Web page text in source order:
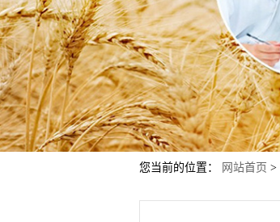
您当前的位置： 网站首页 >